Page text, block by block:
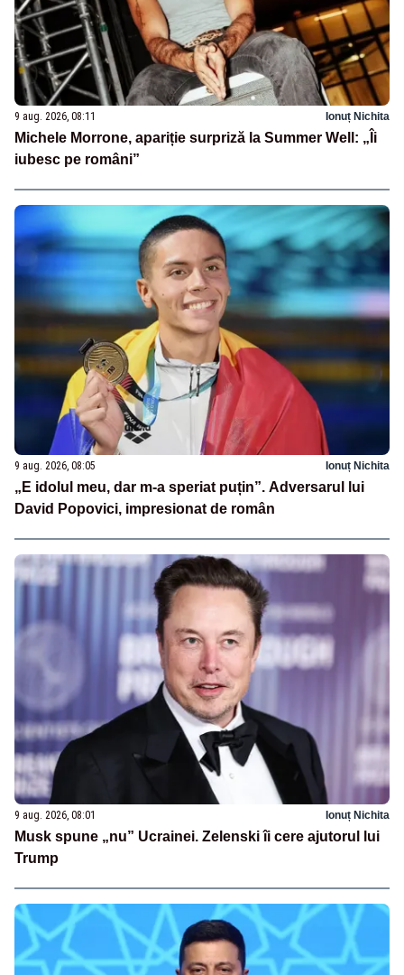
9 aug. 2026, 08:11 Ionuț Nichita
Michele Morrone, apariție surpriză la Summer Well: „Îi
iubesc pe români”
9 aug. 2026, 08:05 Ionuț Nichita
„E idolul meu, dar m-a speriat puțin”. Adversarul lui
David Popovici, impresionat de român
9 aug. 2026, 08:01 Ionuț Nichita
Musk spune „nu” Ucrainei. Zelenski îi cere ajutorul lui
Trump